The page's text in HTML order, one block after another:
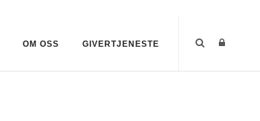
OM OSS GIVERTJENESTE